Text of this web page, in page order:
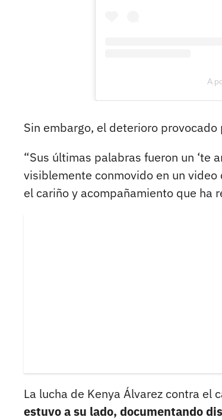
A
Sin embargo, el deterioro provocado
“Sus últimas palabras fueron un ‘te
visiblemente conmovido en un
el cariño y acompañamiento que ha
La lucha de Kenya Álvarez contra el
estuvo a su lado, documentando